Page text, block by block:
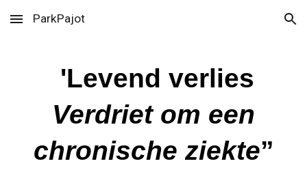
Skip to main content Skip to navigation
ParkPajot
'Levend verlies
Verdriet om een
chronische ziekte”